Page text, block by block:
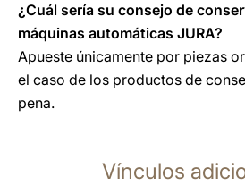
¿Cuál sería su consejo de
máquinas automáticas JURA?
Apueste únicamente por piezas
el caso de los productos de
pena.
Vínculos